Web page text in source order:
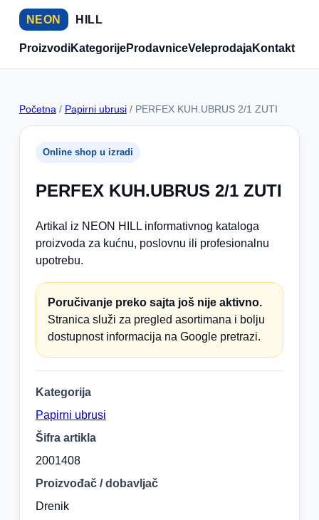
NEON HILL
ProizvodiKategorijeProdavniceVeleprodajaKontakt
Početna / Papirni ubrusi/ PERFEX KUH.UBRUS 2/1 ZUTI
Online shop u izradi
PERFEX KUH.UBRUS 2/1 ZUTI
Artikal iz NEON HILL informativnog kataloga
proizvoda za kućnu, poslovnu ili profesionalnu
upotrebu.
Poručivanje preko sajta još nije aktivno.
Stranica služi za pregled asortimana i bolju
dostupnost informacija na Google pretrazi.
Kategorija
Papirni ubrusi
Šifra artikla
2001408
Proizvođač / dobavljač
Drenik